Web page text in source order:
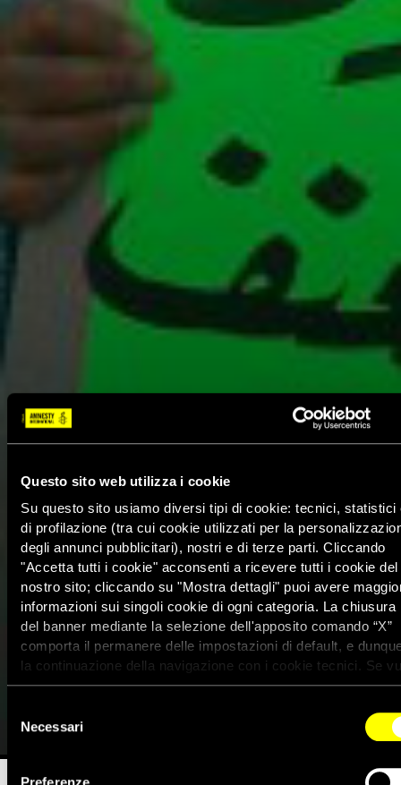
Questo sito web utilizza i cookie
Su questo sito usiamo diversi tipi di cookie: tecnici, statistici
di profilazione (tra cui cookie utilizzati per la
degli annunci pubblicitari), nostri e di terze parti. Cliccando
"Accetta tutti i cookie" acconsenti a ricevere tutti i cookie del
nostro sito; cliccando su "Mostra dettagli" puoi avere
informazioni sui singoli cookie di ogni categoria. La chiusura
del banner mediante la selezione dell'apposito comando “X”
comporta il permanere delle impostazioni di default, e
la continuazione della navigazione con i cookie tecnici. Se
maggiori informazioni sul funzionamento dei cookie attivi sul
delNecessari
Preferenze
Marocco, un codice penale
basato sul pregiudizio mette in
pericolo le donne e le ragazze
28 Febbraio 2013